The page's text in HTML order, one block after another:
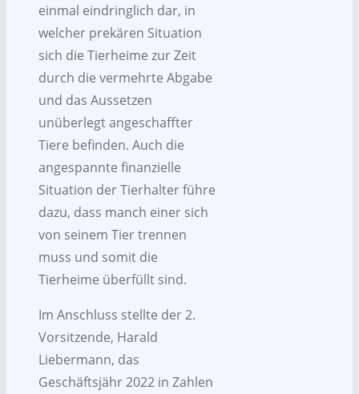
einmal eindringlich dar, in
welcher prekären Situation
sich die Tierheime zur Zeit
durch die vermehrte Abgabe
und das Aussetzen
unüberlegt angeschaffter
Tiere befinden. Auch die
angespannte finanzielle
Situation der Tierhalter führe
dazu, dass manch einer sich
von seinem Tier trennen
muss und somit die
Tierheime überfüllt sind.
Im Anschluss stellte der 2.
Vorsitzende, Harald
Liebermann, das
Geschäftsjähr 2022 in Zahlen